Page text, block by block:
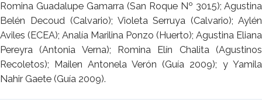
Romina Guadalupe Gamarra (San Roque Nº 3015); Agustina
Belén Decoud (Calvario); Violeta Serruya (Calvario); Aylén
Aviles (ECEA); Analía Marilina Ponzo (Huerto); Agustina Eliana
Pereyra (Antonia Verna); Romina Elín Chalita (Agustinos
Recoletos); Mailen Antonela Verón (Guía 2009); y Yamila
Nahir Gaete (Guía 2009).